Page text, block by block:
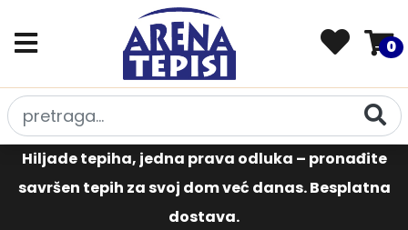
0
Hiljade tepiha, jedna prava odluka – pronađite
savršen tepih za svoj dom već danas. Besplatna
dostava.